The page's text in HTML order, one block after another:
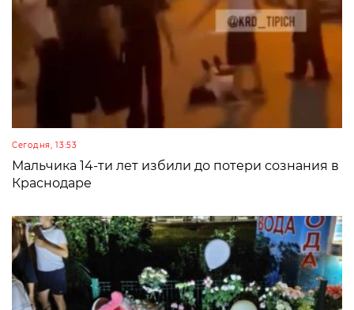
Сегодня, 13:53
Мальчика 14-ти лет избили до потери сознания в
Краснодаре